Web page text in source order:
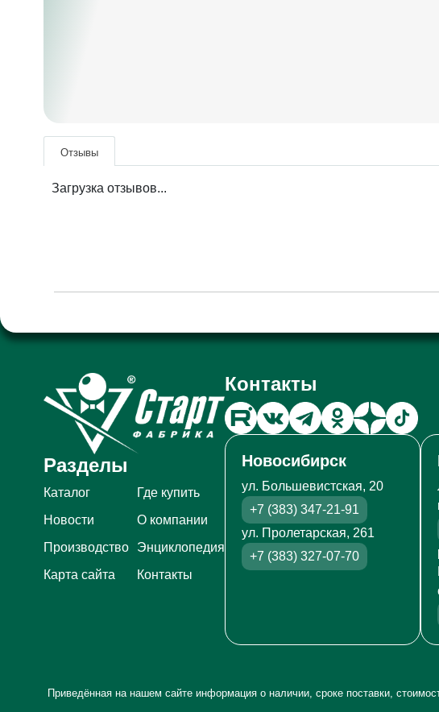
Отзывы
Загрузка отзывов...
Разделы
Каталог
Где купить
Новости
О компании
Производство
Энциклопедия
Карта сайта
Контакты
Контакты
Новосибирск
ул. Большевистская, 20
+7 (383) 347-21-91
ул. Пролетарская, 261
+7 (383) 327-07-70
Приведённая на нашем сайте информация о наличии, сроке поставки,